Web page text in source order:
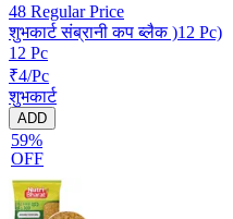
48 Regular Price
शुभकार्ट संब्रानी कप ब्लैक )12 Pc)
12 Pc
₹4/Pc
शुभकार्ट
ADD
59%
OFF